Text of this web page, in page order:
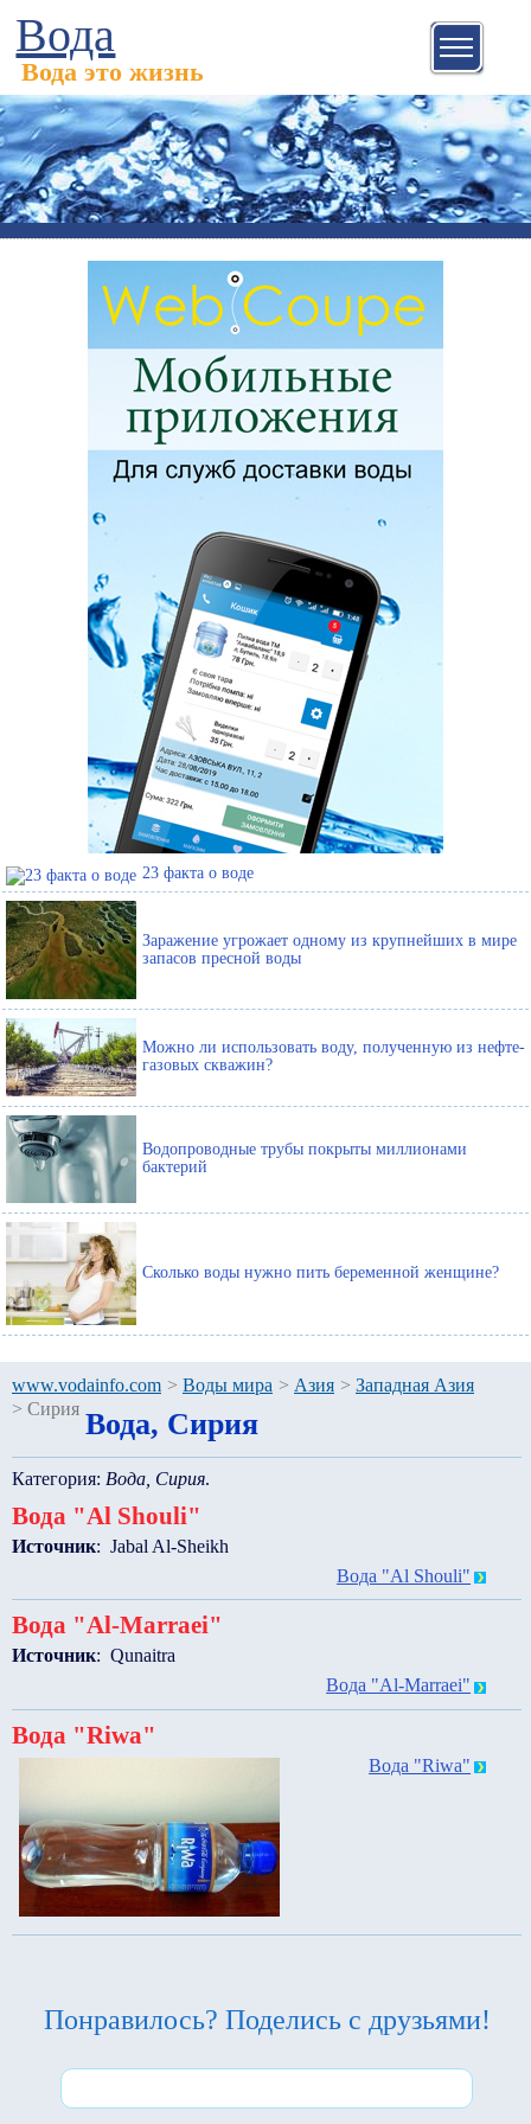
Вода
Вода это жизнь
23 факта о воде
Заражение угрожает одному из крупнейших в мире
запасов пресной воды
Можно ли использовать воду, полученную из нефте-
газовых скважин?
Водопроводные трубы покрыты миллионами
бактерий
Сколько воды нужно пить беременной женщине?
www.vodainfo.com > Воды мира > Азия > Западная Азия
> Сирия Вода, Сирия
Категория: Вода, Сирия.
Вода "Al Shouli"
Источник: Jabal Al-Sheikh
Вода "Al Shouli"
Вода "Al-Marraei"
Источник: Qunaitra
Вода "Al-Marraei"
Вода "Riwa"
Вода "Riwa"
Понравилось? Поделись с друзьями!